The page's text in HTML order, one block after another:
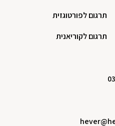
תרגום לפורטוגזית
תרגום לקוריאנית